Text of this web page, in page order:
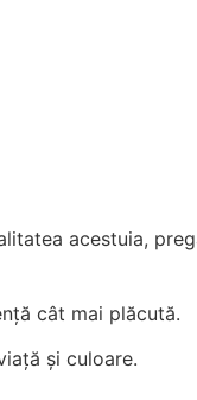
acestuia,
cât mai plăcută.
și culoare.